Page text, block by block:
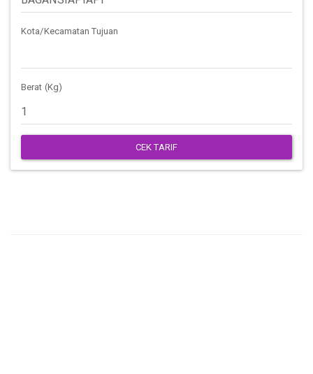
Kota/Kecamatan Tujuan
Berat (Kg)
CEK TARIF